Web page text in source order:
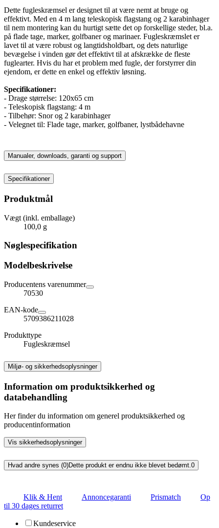
Dette fugleskræmsel er designet til at være nemt at bruge og
effektivt. Med en 4 m lang teleskopisk flagstang og 2 karabinhager
til nem montering kan du hurtigt sætte det op forskellige steder, bl.a.
på flade tage, marker, golfbaner og marinaer. Fugleskræmslet er
lavet til at være robust og langtidsholdbart, og dets naturlige
bevægelse i vinden gør det effektivt til at afskrække de fleste
fuglearter. Hvis du har et problem med fugle, der forstyrrer din
ejendom, er dette en enkel og effektiv løsning.
Specifikationer:
- Drage størrelse: 120x65 cm
- Teleskopisk flagstang: 4 m
- Tilbehør: Snor og 2 karabinhager
- Velegnet til: Flade tage, marker, golfbaner, lystbådehavne
Manualer, downloads, garanti og support
Specifikationer
Produktmål
Vægt (inkl. emballage)
100,0 g
Nøglespecifikation
Modelbeskrivelse
Producentens varenummer
70530
EAN-kode
5709386211028
Produkttype
Fugleskræmsel
Miljø- og sikkerhedsoplysninger
Information om produktsikkerhed og
databehandling
Her finder du information om generel produktsikkerhed og
producentinformation
Vis sikkerhedsoplysninger
Hvad andre synes (0)Dette produkt er endnu ikke blevet bedømt.0
Klik & Hent Annoncegaranti Prismatch
Op
til 30 dages returret
Kundeservice